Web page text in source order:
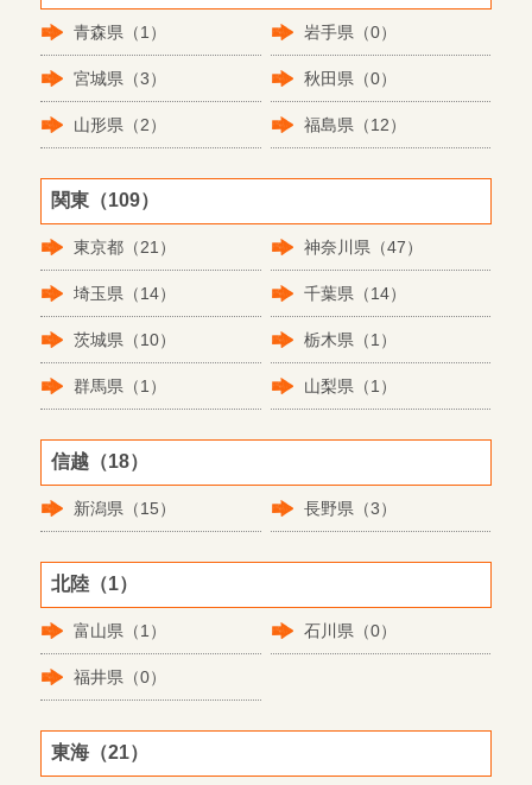
青森県（1） 岩手県（0）
宮城県（3） 秋田県（0）
山形県（2） 福島県（12）
関東（109）
東京都（21） 神奈川県（47）
埼玉県（14） 千葉県（14）
茨城県（10） 栃木県（1）
群馬県（1） 山梨県（1）
信越（18）
新潟県（15） 長野県（3）
北陸（1）
富山県（1） 石川県（0）
福井県（0）
東海（21）